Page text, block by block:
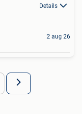
Details
2 aug 26